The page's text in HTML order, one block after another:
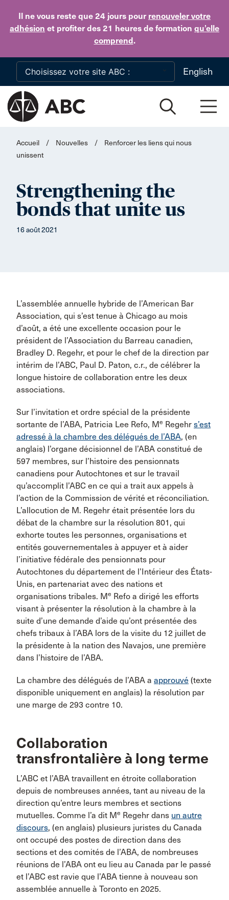
Il ne vous reste que 24 jours pour renouveler votre
adhésion et profiter des 21 heures de formation qu’elle
comprend.
Skip to main content
English
Accueil / Nouvelles /
Renforcer les liens qui nous
unissent
Strengthening the
bonds that unite us
16 août 2021
L’assemblée annuelle hybride de l’American Bar
Association, qui s’est tenue à Chicago au mois
d’août, a été une excellente occasion pour le
président de l’Association du Barreau canadien,
Bradley D. Regehr, et pour le chef de la direction par
intérim de l’ABC, Paul D. Paton, c.r., de célébrer la
longue histoire de collaboration entre les deux
associations.
Sur l’invitation et ordre spécial de la présidente
sortante de l’ABA, Patricia Lee Refo, Me Regehr s’est
adressé à la chambre des délégués de l’ABA, (en
anglais) l’organe décisionnel de l’ABA constitué de
597 membres, sur l’histoire des pensionnats
canadiens pour Autochtones et sur le travail
qu’accomplit l’ABC en ce qui a trait aux appels à
l’action de la Commission de vérité et réconciliation.
L’allocution de M. Regehr était présentée lors du
débat de la chambre sur la résolution 801, qui
exhorte toutes les personnes, organisations et
entités gouvernementales à appuyer et à aider
l’initiative fédérale des pensionnats pour
Autochtones du département de l’Intérieur des États-
Unis, en partenariat avec des nations et
organisations tribales. Me Refo a dirigé les efforts
visant à présenter la résolution à la chambre à la
suite d’une demande d’aide qu’ont présentée des
chefs tribaux à l’ABA lors de la visite du 12 juillet de
la présidente à la nation des Navajos, une première
dans l’histoire de l’ABA.
La chambre des délégués de l’ABA a approuvé (texte
disponible uniquement en anglais) la résolution par
une marge de 293 contre 10.
Collaboration
transfrontalière à long terme
L’ABC et l’ABA travaillent en étroite collaboration
depuis de nombreuses années, tant au niveau de la
direction qu’entre leurs membres et sections
mutuelles. Comme l’a dit Me Regehr dans un autre
discours, (en anglais) plusieurs juristes du Canada
ont occupé des postes de direction dans des
sections et des comités de l’ABA, de nombreuses
réunions de l’ABA ont eu lieu au Canada par le passé
et l’ABC est ravie que l’ABA tienne à nouveau son
assemblée annuelle à Toronto en 2025.